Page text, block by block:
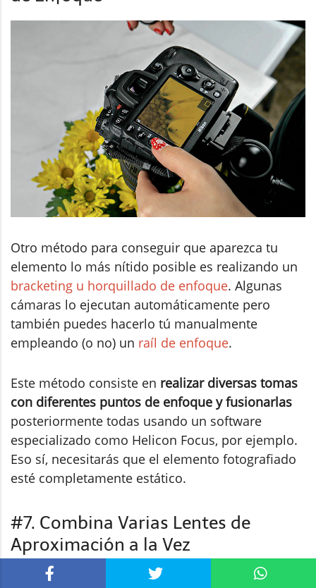
Otro método para conseguir que aparezca tu
elemento lo más nítido posible es realizando un
bracketing u horquillado de enfoque. Algunas
cámaras lo ejecutan automáticamente pero
también puedes hacerlo tú manualmente
empleando (o no) un raíl de enfoque.
Este método consiste en realizar diversas tomas
con diferentes puntos de enfoque y fusionarlas
posteriormente todas usando un software
especializado como Helicon Focus, por ejemplo.
Eso sí, necesitarás que el elemento fotografiado
esté completamente estático.
#7. Combina Varias Lentes de
Aproximación a la Vez